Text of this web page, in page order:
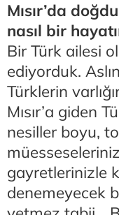
Mısır’da
nasıl bir
Bir Türk ailesi
ediyorduk.
Türklerin
Mısır’a giden
nesiller boyu,
gayretlerinizle
denemeyecek